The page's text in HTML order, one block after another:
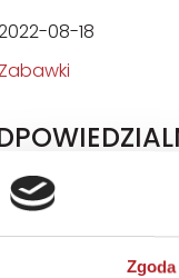
Zgoda
08-18
Zabawki
Zakład Produkcyjny
ul. Telewizyjna 19